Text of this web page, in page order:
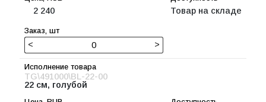
2 240 Товар на складе
< >
TG\491000\BL-22-00
22 см, голубой